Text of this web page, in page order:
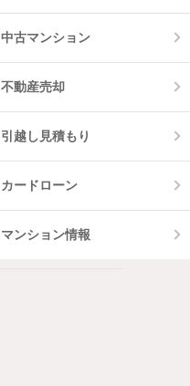
中古マンション
不動産売却
引越し見積もり
カードローン
マンション情報